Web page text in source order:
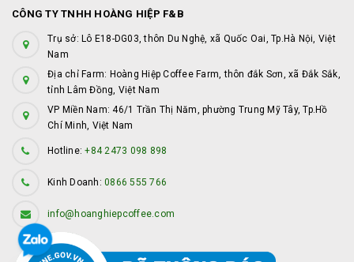
CÔNG TY TNHH HOÀNG HIỆP F&B
Trụ sở: Lô E18-DG03, thôn Du Nghệ, xã Quốc Oai, Tp.Hà Nội, Việt
Nam
Địa chỉ Farm: Hoàng Hiệp Coffee Farm, thôn đắk Sơn, xã Đắk Sắk,
tỉnh Lâm Đồng, Việt Nam
VP Miền Nam: 46/1 Trần Thị Năm, phường Trung Mỹ Tây, Tp.Hồ
Chí Minh, Việt Nam
Hotline:+84 2473 098 898
Kinh Doanh: 0866 555 766
info@hoanghiepcoffee.com